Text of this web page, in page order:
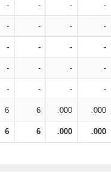
- - - -
- - - -
- - - -
- - - -
- - - -
6 6 .000 .000
6 6 .000 .000